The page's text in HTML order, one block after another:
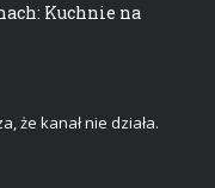
Kuchnie na
że kanał nie działa.